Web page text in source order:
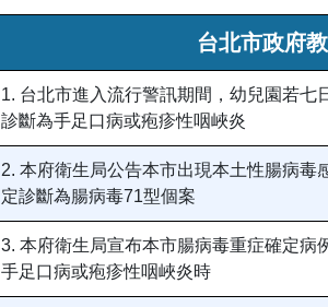
台北市政府
1. 台北市進入流行警訊期間，幼兒園若
診斷為手足口病或疱疹性咽峽炎
2. 本府衛生局公告本市出現本土性腸病
定診斷為腸病毒71型個案
3. 本府衛生局宣布本市腸病毒重症確定病
手足口病或疱疹性咽峽炎時